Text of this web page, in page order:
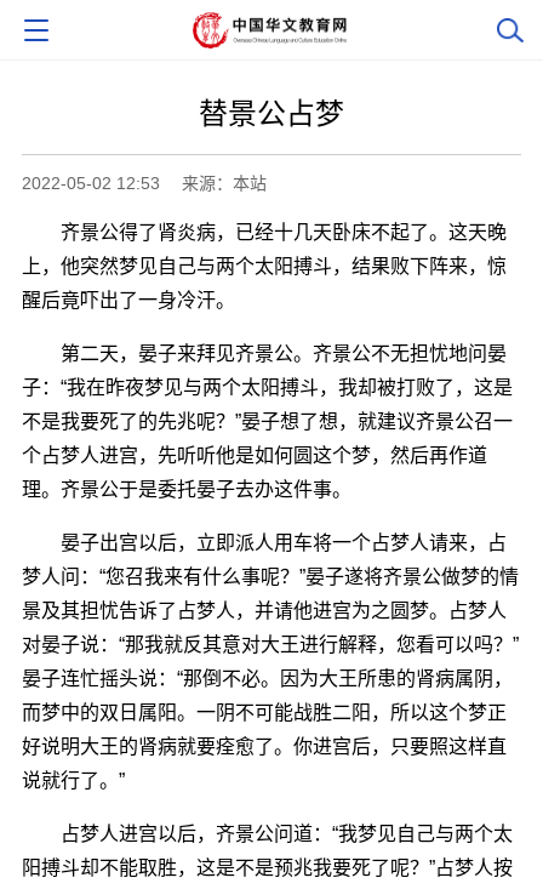
替景公占梦
2022-05-02 12:53 来源：本站
齐景公得了肾炎病，已经十几天卧床不起了。这天晚
上，他突然梦见自己与两个太阳搏斗，结果败下阵来，惊
醒后竟吓出了一身冷汗。
第二天，晏子来拜见齐景公。齐景公不无担忧地问晏
子：“我在昨夜梦见与两个太阳搏斗，我却被打败了，这是
不是我要死了的先兆呢？”晏子想了想，就建议齐景公召一
个占梦人进宫，先听听他是如何圆这个梦，然后再作道
理。齐景公于是委托晏子去办这件事。
晏子出宫以后，立即派人用车将一个占梦人请来，占
梦人问：“您召我来有什么事呢？”晏子遂将齐景公做梦的情
景及其担忧告诉了占梦人，并请他进宫为之圆梦。占梦人
对晏子说：“那我就反其意对大王进行解释，您看可以吗？”
晏子连忙摇头说：“那倒不必。因为大王所患的肾病属阴，
而梦中的双日属阳。一阴不可能战胜二阳，所以这个梦正
好说明大王的肾病就要痊愈了。你进宫后，只要照这样直
说就行了。”
占梦人进宫以后，齐景公问道：“我梦见自己与两个太
阳搏斗却不能取胜，这是不是预兆我要死了呢？”占梦人按